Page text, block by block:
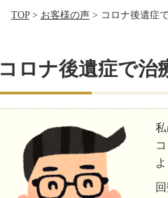
TOP> お客様の声> コロナ後遺症
コロナ後遺症で治